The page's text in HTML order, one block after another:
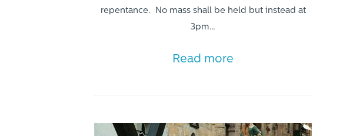
repentance. No mass shall be held but instead at
3pm…
Read more